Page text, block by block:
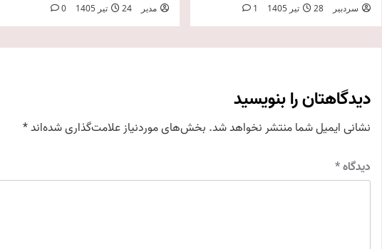
سردبیر 28 تیر 1405 1 مدیر 24 تیر 1405 0
دیدگاهتان را بنویسید
نشانی ایمیل شما منتشر نخواهد شد. بخش‌های موردنیاز علامت‌گذاری شده‌اند*
دیدگاه*